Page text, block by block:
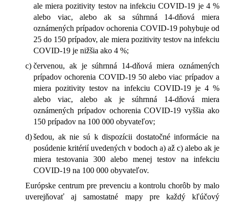
ale miera pozitivity testov na infekciu COVID-19 je 4 %
alebo viac, alebo ak sa súhrnná 14-dňová miera
oznámených prípadov ochorenia COVID-19 pohybuje od
25 do 150 prípadov, ale miera pozitivity testov na infekciu
COVID-19 je nižšia ako 4 %;
c) červenou, ak je súhrnná 14-dňová miera oznámených
prípadov ochorenia COVID-19 50 alebo viac prípadov a
miera pozitivity testov na infekciu COVID-19 je 4 %
alebo viac, alebo ak je súhrnná 14-dňová miera
oznámených prípadov ochorenia COVID-19 vyššia ako
150 prípadov na 100 000 obyvateľov;
d)šedou, ak nie sú k dispozícii dostatočné informácie na
posúdenie kritérií uvedených v bodoch a) až c) alebo ak je
miera testovania 300 alebo menej testov na infekciu
COVID-19 na 100 000 obyvateľov.
Európske centrum pre prevenciu a kontrolu chorôb by malo
uverejňovať aj samostatné mapy pre každý kľúčový